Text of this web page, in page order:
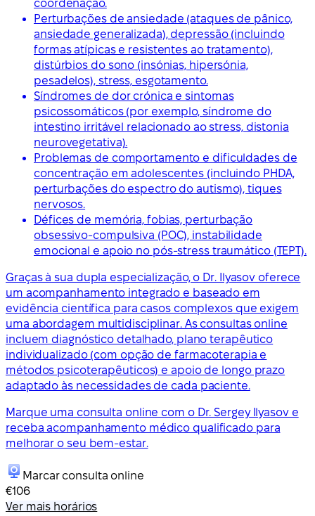
coordenação.
Perturbações de ansiedade (ataques de pânico,
ansiedade generalizada), depressão (incluindo
formas atípicas e resistentes ao tratamento),
distúrbios do sono (insónias, hipersónia,
pesadelos), stress, esgotamento.
Síndromes de dor crónica e sintomas
psicossomáticos (por exemplo, síndrome do
intestino irritável relacionado ao stress, distonia
neurovegetativa).
Problemas de comportamento e dificuldades de
concentração em adolescentes (incluindo PHDA,
perturbações do espectro do autismo), tiques
nervosos.
Défices de memória, fobias, perturbação
obsessivo-compulsiva (POC), instabilidade
emocional e apoio no pós-stress traumático (TEPT).
Graças à sua dupla especialização, o Dr. Ilyasov oferece
um acompanhamento integrado e baseado em
evidência científica para casos complexos que exigem
uma abordagem multidisciplinar. As consultas online
incluem diagnóstico detalhado, plano terapêutico
individualizado (com opção de farmacoterapia e
métodos psicoterapêuticos) e apoio de longo prazo
adaptado às necessidades de cada paciente.
Marque uma consulta online com o Dr. Sergey Ilyasov e
receba acompanhamento médico qualificado para
melhorar o seu bem-estar.
Marcar consulta online
€106
Ver mais horários